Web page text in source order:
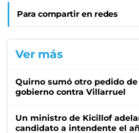
Para compartir en redes
Ver más
Quirno sumó otro pedido
gobierno contra Villarruel
Un ministro de Kicillof
candidato a intendente el